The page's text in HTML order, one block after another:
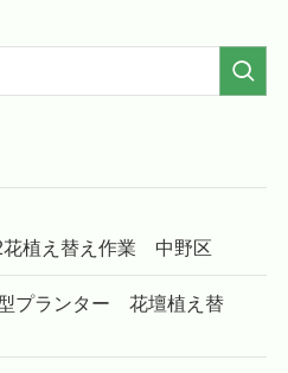
花植え替え作業 中野区
型プランター 花壇植え替